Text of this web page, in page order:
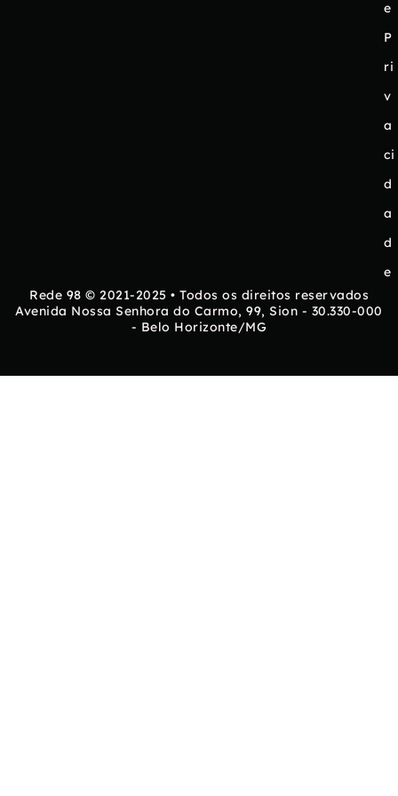
e
P
ri
v
a
ci
d
a
d
e
Rede 98 © 2021-2025 • Todos os direitos reservados
Avenida Nossa Senhora do Carmo, 99, Sion - 30.330-000
- Belo Horizonte/MG